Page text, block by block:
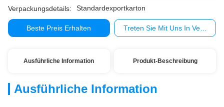
Verpackungsdetails: Standardexportkarton
Beste Preis Erhalten Treten Sie Mit Uns In
Ausführliche Information Produkt-Beschreibung
Ausführliche Information